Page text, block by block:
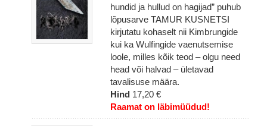
hundid ja hullud on hagijad” puhub
lõpusarve TAMUR KUSNETSI
kirjutatu kohaselt nii Kimbrungide
kui ka Wulfingide vaenutsemise
loole, milles kõik teod – olgu need
head või halvad – ületavad
tavalisuse määra.
Hind 17,20 €
Raamat on läbimüüdud!